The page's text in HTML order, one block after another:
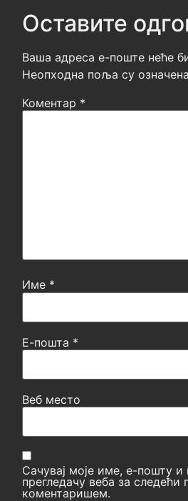
Оставите
Ваша адреса е-поште неће
Неопходна поља су означена
Коментар *
Име *
Е-пошта *
Веб место
Сачувај моје име, е-пошту
прегледачу веба за следећи
коментаришем.